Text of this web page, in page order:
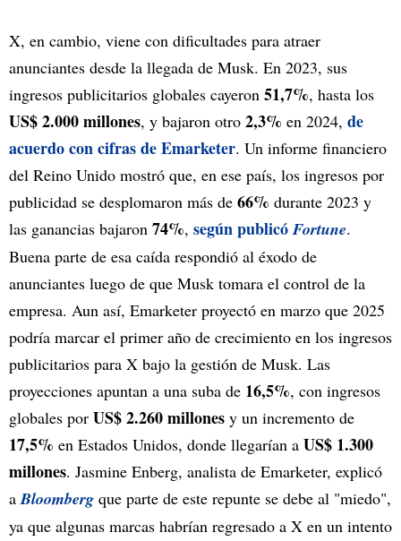
X, en cambio, viene con dificultades para atraer
anunciantes desde la llegada de Musk. En 2023, sus
ingresos publicitarios globales cayeron 51,7%, hasta los
US$ 2.000 millones, y bajaron otro 2,3% en 2024, de
acuerdo con cifras de Emarketer. Un informe financiero
del Reino Unido mostró que, en ese país, los ingresos por
publicidad se desplomaron más de 66% durante 2023 y
las ganancias bajaron 74%, según publicóFortune.
Buena parte de esa caída respondió al éxodo de
anunciantes luego de que Musk tomara el control de la
empresa. Aun así, Emarketer proyectó en marzo que 2025
podría marcar el primer año de crecimiento en los ingresos
publicitarios para X bajo la gestión de Musk. Las
proyecciones apuntan a una suba de 16,5%, con ingresos
globales por US$ 2.260 millones y un incremento de
17,5% en Estados Unidos, donde llegarían a US$ 1.300
millones. Jasmine Enberg, analista de Emarketer, explicó
aBloomberg que parte de este repunte se debe al "miedo",
ya que algunas marcas habrían regresado a X en un intento